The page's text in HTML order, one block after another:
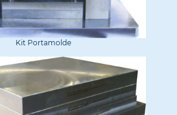
Kit Portamolde